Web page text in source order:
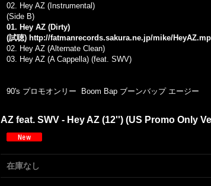
02. Hey AZ (Instrumental)
(Side B)
01. Hey AZ (Dirty)
(試聴) http://fatmanrecords.sakura.ne.jp/mike/
02. Hey AZ (Alternate Clean)
03. Hey AZ (A Cappella) (feat. SWV)
90's プロモオンリー Boom Bap ブーンバップ エージー
AZ feat. SWV - Hey AZ (12'') (US Promo Only
在庫なし